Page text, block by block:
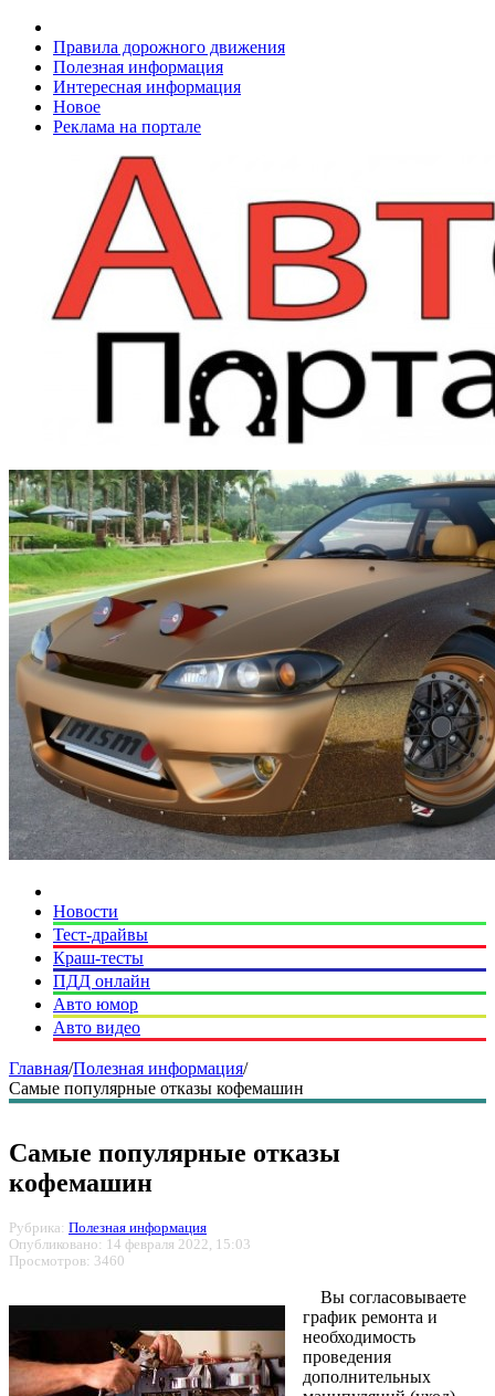
Правила дорожного движения
Полезная информация
Интересная информация
Новое
Реклама на портале
Новости
Тест-драйвы
Краш-тесты
ПДД онлайн
Авто юмор
Авто видео
Главная/Полезная информация/
Самые популярные отказы кофемашин
Самые популярные отказы
кофемашин
Рубрика: Полезная информация
Опубликовано: 14 февраля 2022, 15:03
Просмотров: 3460
Вы согласовываете
график ремонта и
необходимость
проведения
дополнительных